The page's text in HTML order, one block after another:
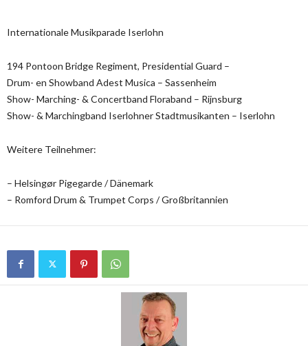
Internationale Musikparade Iserlohn
194 Pontoon Bridge Regiment, Presidential Guard –
Drum- en Showband Adest Musica – Sassenheim
Show- Marching- & Concertband Floraband – Rijnsburg
Show- & Marchingband Iserlohner Stadtmusikanten – Iserlohn
Weitere Teilnehmer:
– Helsingør Pigegarde / Dänemark
– Romford Drum & Trumpet Corps / Großbritannien